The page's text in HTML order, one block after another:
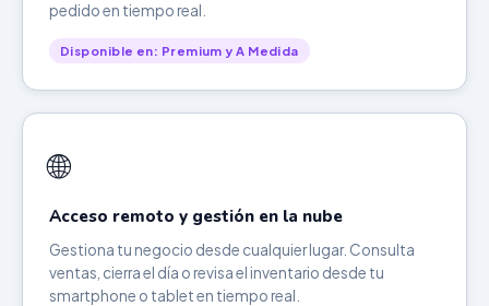
pedido en tiempo real.
Disponible en: Premium y A Medida
🌐
Acceso remoto y gestión en la nube
Gestiona tu negocio desde cualquier lugar. Consulta
ventas, cierra el día o revisa el inventario desde tu
smartphone o tablet en tiempo real.